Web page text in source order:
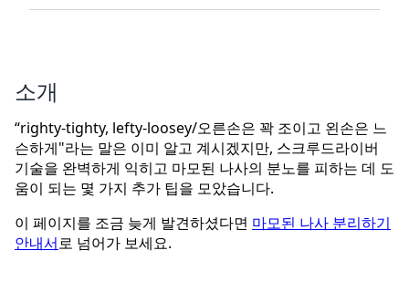
소개
“righty-tighty, lefty-loosey/오른손은 꽉 조이고 왼손은 느
슨하게"라는 말은 이미 알고 계시겠지만, 스크루드라이버
기술을 완벽하게 익히고 마모된 나사의 분노를 피하는 데 도
움이 되는 몇 가지 추가 팁을 모았습니다.
이 페이지를 조금 늦게 발견하셨다면 마모된 나사 분리하기
안내서로 넘어가 보세요.